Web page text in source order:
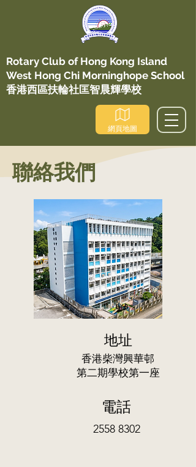
Rotary Club of Hong Kong Island
West Hong Chi Morninghope School
香港西區扶輪社匡智晨輝學校
網頁地圖
聯絡我們
地址
香港柴灣興華邨
第二期學校第一座
電話
2558 8302